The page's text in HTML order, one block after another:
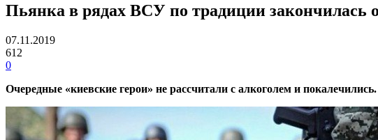
Пьянка в рядах ВСУ по традиции закончилась
07.11.2019
612
0
Очередные «киевские герои» не рассчитали с алкоголем и